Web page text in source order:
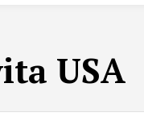
USA